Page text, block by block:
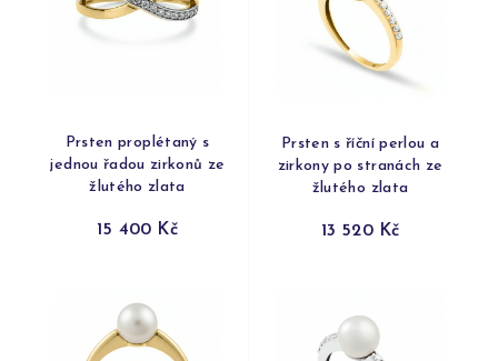
Prsten proplétaný s
jednou řadou zirkonů ze
žlutého zlata
15 400 Kč
Prsten s říční perlou a
zirkony po stranách ze
žlutého zlata
13 520 Kč